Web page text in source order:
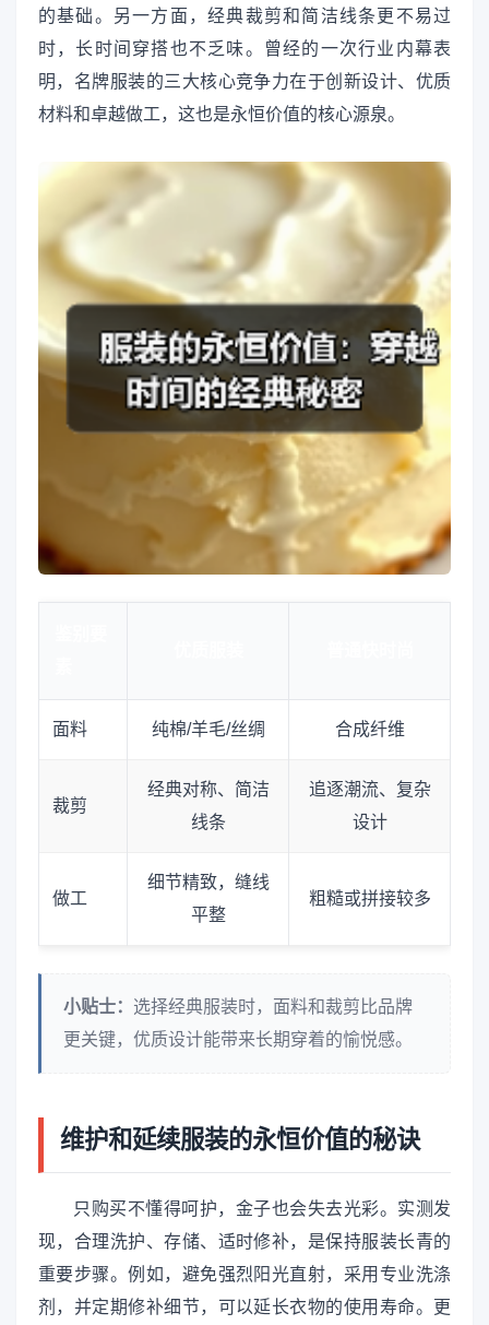
的基础。另一方面，经典裁剪和简洁线条更不易过
时，长时间穿搭也不乏味。曾经的一次行业内幕表
明，名牌服装的三大核心竞争力在于创新设计、优质
材料和卓越做工，这也是永恒价值的核心源泉。
面料 纯棉/羊毛/丝绸 合成纤维
裁剪
经典对称、简洁
线条
追逐潮流、复杂
设计
做工
细节精致，缝线
平整
粗糙或拼接较多
小贴士： 选择经典服装时，面料和裁剪比品牌
更关键，优质设计能带来长期穿着的愉悦感。
维护和延续服装的永恒价值的秘诀
只购买不懂得呵护，金子也会失去光彩。实测发
现，合理洗护、存储、适时修补，是保持服装长青的
重要步骤。例如，避免强烈阳光直射，采用专业洗涤
剂，并定期修补细节，可以延长衣物的使用寿命。更